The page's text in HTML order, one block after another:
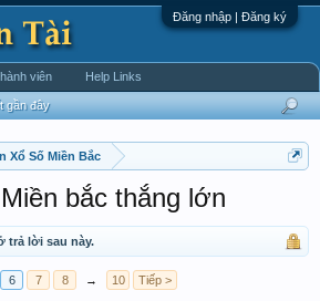
Đăng nhập | Đăng ký
Xổ Số Miền Bắc
Miền bắc thắng lớn
trả lời sau này.
6 7 8 → 10 Tiếp >
gần đây
viên Help Links